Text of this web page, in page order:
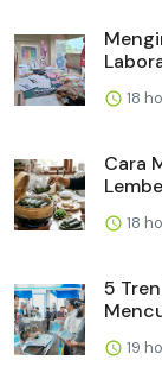
18
Cara
18
5
19